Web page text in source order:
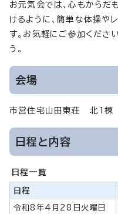
お元気会では、心もからだ
けるように、簡単な体操や
す。お気軽にご参加くださ
う。
会場
市営住宅山田東荘 北1棟
日程と内容
日程一覧
日程
令和8年4月28日火曜日